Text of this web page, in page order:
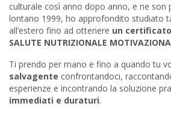
culturale così anno dopo anno, e ne son
lontano 1999, ho approfondito studiato
all’estero fino ad ottenere un certificato
SALUTE NUTRIZIONALE
Ti prendo per mano e fino a quando tu
salvagente confrontandoci,
esperienze e incontrando la soluzione
immediati e duraturi.